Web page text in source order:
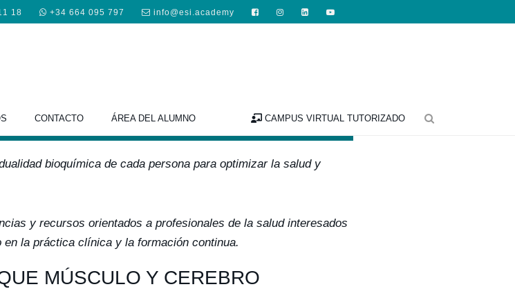
18 +34 664 095 797 info@esi.academy
CONTACTO ÁREA DEL ALUMNO CAMPUS VIRTUAL TUTORIZADO
personalizada
bioquímica de cada persona para optimizar la salud y
y recursos orientados a profesionales de la salud interesados
la práctica clínica y la formación continua.
MÚSCULO Y CEREBRO